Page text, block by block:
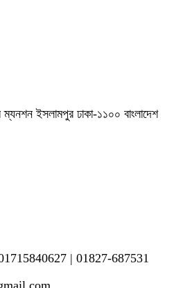
ম্যনশন ইসলামপুর ঢাকা-১১০০ বাংলাদেশ
| 01827-687531